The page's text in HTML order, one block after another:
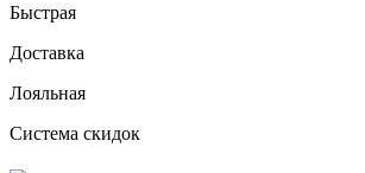
Быстрая
Доставка
Лояльная
Система скидок